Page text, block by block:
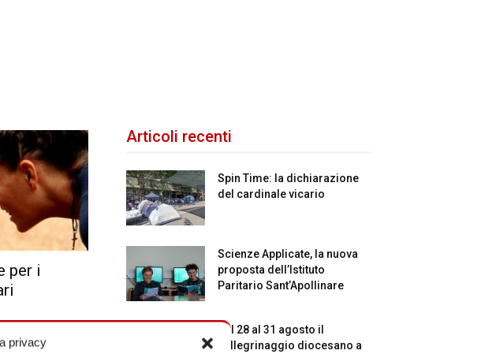
privacy
per i
Articoli recenti
Spin Time: la dichiarazione
del cardinale vicario
Scienze Applicate, la nuova
proposta dell’Istituto
Paritario Sant’Apollinare
Dal 28 al 31 agosto il
pellegrinaggio diocesano a